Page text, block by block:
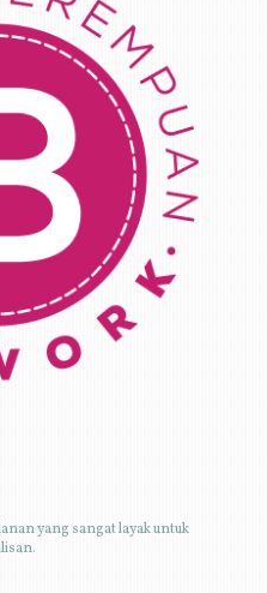
yang sangat layak untuk